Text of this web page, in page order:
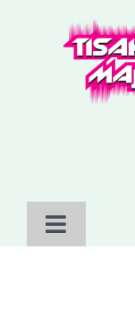
Toggle